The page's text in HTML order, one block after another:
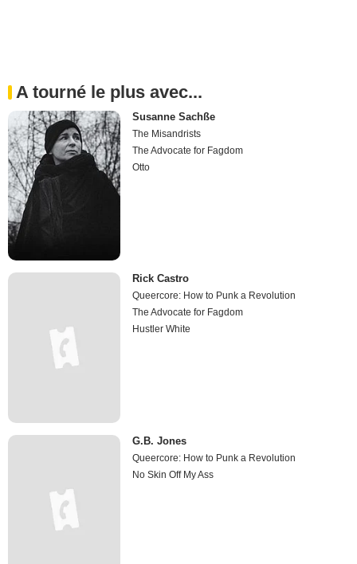
A tourné le plus avec...
Susanne Sachße
The Misandrists
The Advocate for Fagdom
Otto
Rick Castro
Queercore: How to Punk a Revolution
The Advocate for Fagdom
Hustler White
G.B. Jones
Queercore: How to Punk a Revolution
No Skin Off My Ass